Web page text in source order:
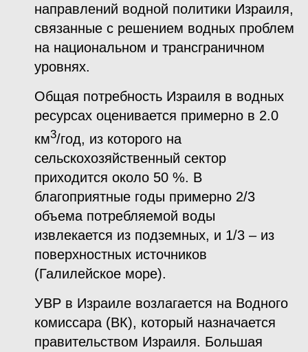
направлений водной политики Израиля,
связанные с решением водных проблем
на национальном и трансграничном
уровнях.
Общая потребность Израиля в водных
ресурсах оценивается примерно в 2.0
км3/год, из которого на
сельскохозяйственный сектор
приходится около 50 %. В
благоприятные годы примерно 2/3
объема потребляемой воды
извлекается из подземных, и 1/3 – из
поверхностных источников
(Галилейское море).
УВР в Израиле возлагается на Водного
комиссара (ВК), который назначается
правительством Израиля. Большая